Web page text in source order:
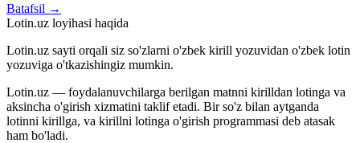
Batafsil →
Lotin.uz loyihasi haqida
Lotin.uz sayti orqali siz so'zlarni o'zbek kirill yozuvidan o'zbek lotin
yozuviga o'tkazishingiz mumkin.
Lotin.uz — foydalanuvchilarga berilgan matnni kirilldan lotinga va
aksincha o'girish xizmatini taklif etadi. Bir so'z bilan aytganda
lotinni kirillga, va kirillni lotinga o'girish programmasi deb atasak
ham bo'ladi.